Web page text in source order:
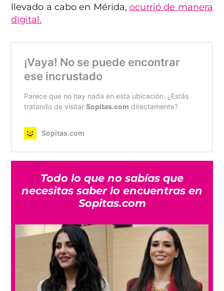
llevado a cabo en Mérida, ocurrió de manera
digital.
Todo lo que no sabías que
necesitas saber lo encuentras en
Sopitas.com